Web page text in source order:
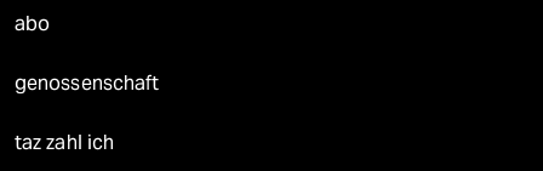
abo
genossenschaft
taz zahl ich